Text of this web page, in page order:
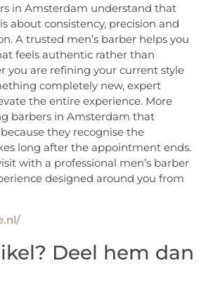
in Amsterdam understand that
about consistency, precision and
A trusted men’s barber helps you
feels authentic rather than
you are refining your current style
completely new, expert
the entire experience. More
barbers in Amsterdam that
they recognise the
long after the appointment ends.
with a professional men’s barber
designed around you from
Deel hem dan